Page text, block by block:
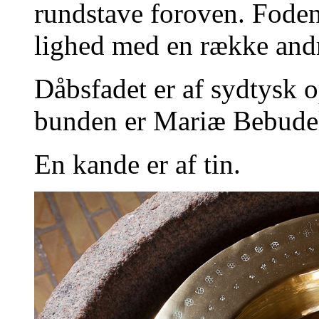
rundstave foroven.
lighed med en række
Dåbsfadet er af sydtysk
bunden er Mariæ
En kande er af tin.